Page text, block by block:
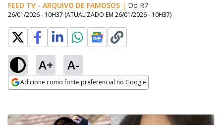
FEED TV - ARQUIVO DE FAMOSOS | Do R7
26/01/2026 - 10H37 (ATUALIZADO EM 26/01/2026 - 10H37)
A+ A-
Adicione como fonte preferencial no Google